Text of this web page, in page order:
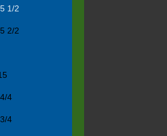
1/2
2/2
4
4